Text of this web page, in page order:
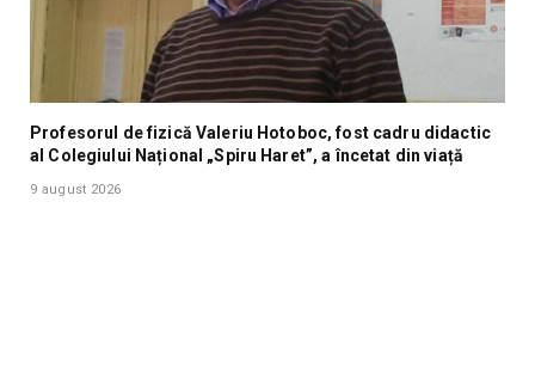
Profesorul de fizică Valeriu Hotoboc, fost cadru didactic
al Colegiului Național „Spiru Haret”, a încetat din viață
9 august 2026